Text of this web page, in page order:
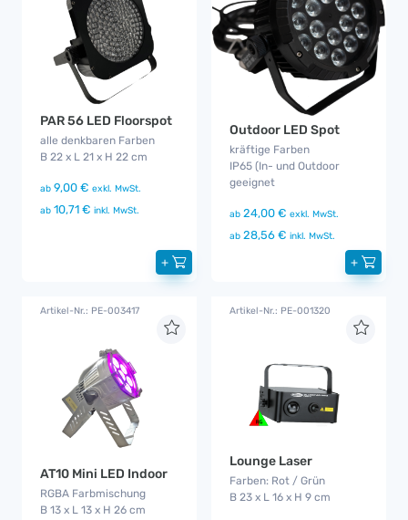
PAR 56 LED Floorspot
alle denkbaren Farben
B 22 x L 21 x H 22 cm
ab 9,00 € exkl. MwSt.
ab 10,71 € inkl. MwSt.
+
Outdoor LED Spot
kräftige Farben
IP65 (In- und Outdoor
geeignet
ab 24,00 € exkl. MwSt.
ab 28,56 € inkl. MwSt.
+
Artikel-Nr.: PE-003417
AT10 Mini LED Indoor
RGBA Farbmischung
B 13 x L 13 x H 26 cm
Artikel-Nr.: PE-001320
Lounge Laser
Farben: Rot / Grün
B 23 x L 16 x H 9 cm